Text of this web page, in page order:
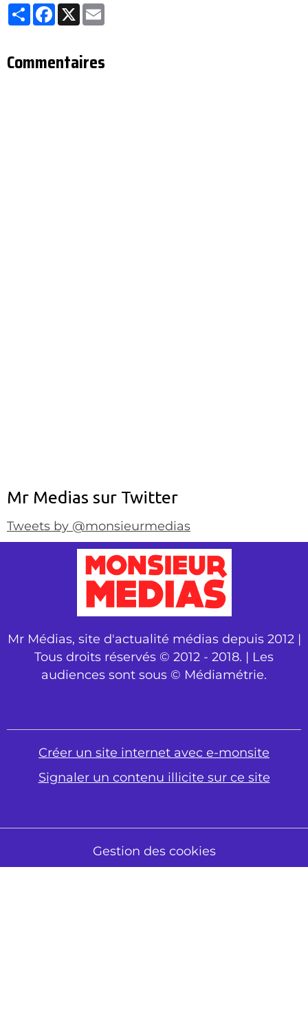
Partager
Facebook
X
Commentaires
Mr Medias sur Twitter
Tweets by @monsieurmedias
Mr Médias, site d'actualité médias depuis 2012 |
Tous droits réservés © 2012 - 2018. | Les
audiences sont sous © Médiamétrie.
Créer un site internet avec e-monsite
Signaler un contenu illicite sur ce site
Gestion des cookies